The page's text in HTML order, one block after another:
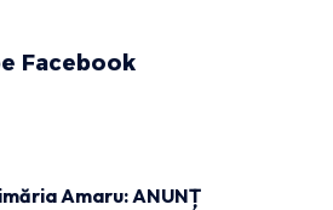
Facebook
Amaru: ANUNȚ